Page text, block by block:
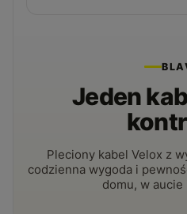
Jeden
Pleciony kabel Velox z
codzienna wygoda i
domu, w